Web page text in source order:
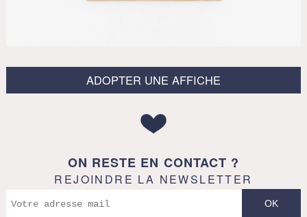
ADOPTER UNE AFFICHE
ON RESTE EN CONTACT ?
REJOINDRE LA NEWSLETTER